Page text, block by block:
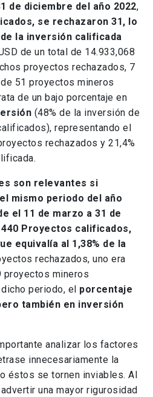
de diciembre del año 2022,
se rechazaron 31, lo
la inversión calificada
de un total de 14.933,068
proyectos rechazados, 7
51 proyectos mineros
de un bajo porcentaje en
(48% de la inversión de
representando el
rechazados y 21,4%
son relevantes si
mismo periodo del año
el 11 de marzo a 31 de
Proyectos calificados,
equivalía al 1,38% de la
rechazados, uno era
proyectos mineros
periodo, el porcentaje
también en inversión
analizar los factores
innecesariamente la
éstos se tornen inviables. Al
una mayor rigurosidad